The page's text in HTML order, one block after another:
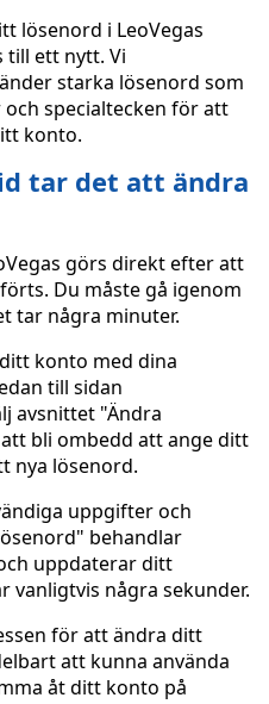
lösenord i LeoVegas
till ett nytt. Vi
starka lösenord som
specialtecken för att
konto.
tar det att ändra
görs direkt efter att
Du måste gå igenom
tar några minuter.
konto med dina
till sidan
avsnittet "Ändra
bli ombedd att ange ditt
nya lösenord.
uppgifter och
behandlar
uppdaterar ditt
vanligtvis några sekunder.
för att ändra ditt
att kunna använda
åt ditt konto på